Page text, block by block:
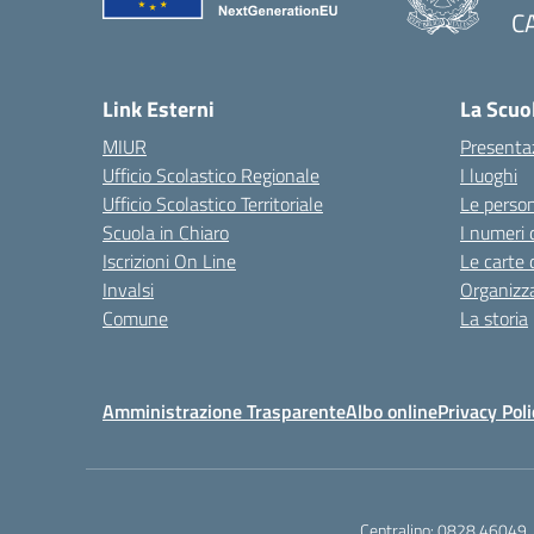
Link Esterni
MIUR
Ufficio Scolastico Regionale
Ufficio Scolastico Territoriale
Scuola in Chiaro
Iscrizioni On Line
Invalsi
Comune
La
I luoghi
Le
I numeri
Le carte
La storia
Amministrazione TrasparenteAlbo onlinePrivacy